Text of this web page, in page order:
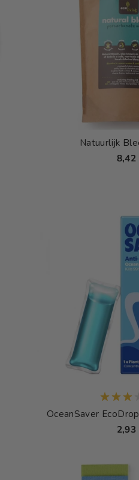
Natuurlijk
8,42
OceanSaver
2,93